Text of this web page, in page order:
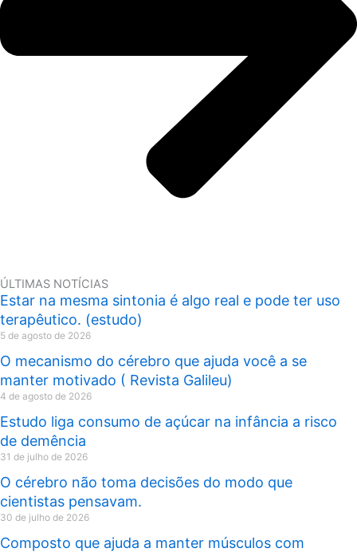
ÚLTIMAS NOTÍCIAS
Estar na mesma sintonia é algo real e pode ter uso
terapêutico. (estudo)
5 de agosto de 2026
O mecanismo do cérebro que ajuda você a se
manter motivado ( Revista Galileu)
4 de agosto de 2026
Estudo liga consumo de açúcar na infância a risco
de demência
31 de julho de 2026
O cérebro não toma decisões do modo que
cientistas pensavam.
30 de julho de 2026
Composto que ajuda a manter músculos com